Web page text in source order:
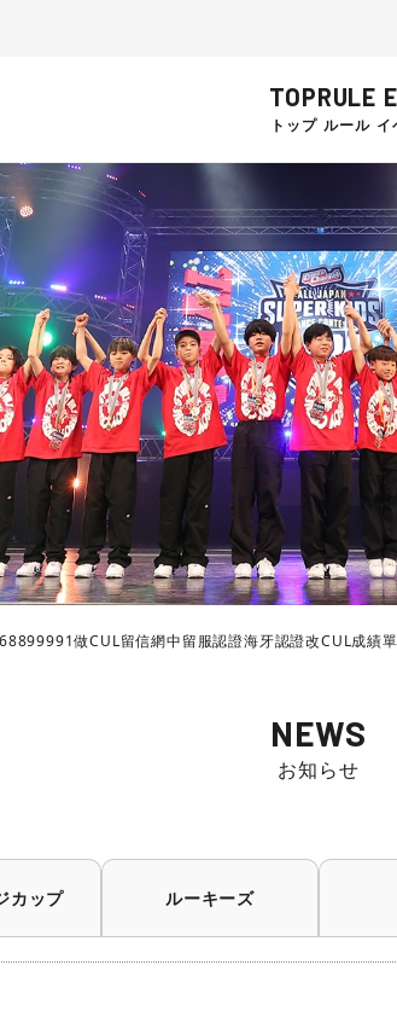
TOP
トップ
RULE
ルール イ
做CUL留信網中留服認證海牙認證改CUL
NEWS
お知らせ
カップ ルーキーズ